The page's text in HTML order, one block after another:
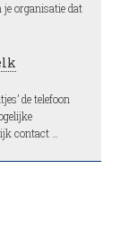
je organisatie dat
de telefoon
contact …